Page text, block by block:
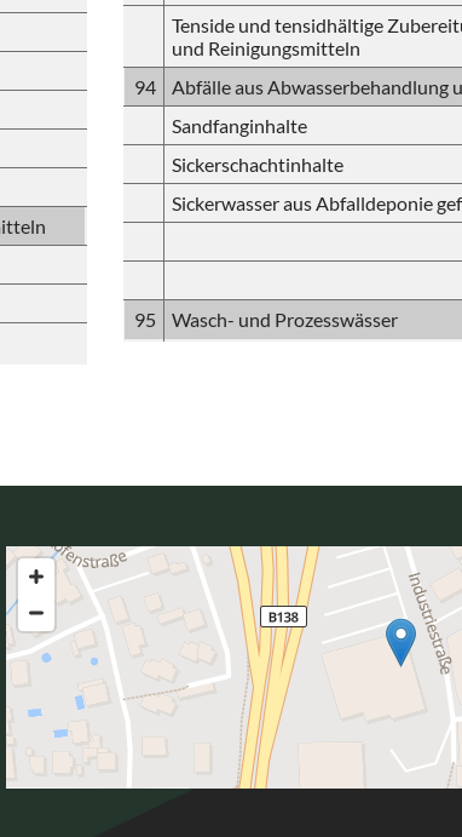
Tenside und tensidhältige
und Reinigungsmitteln
94
Abfälle aus Abwasserbehandlung
Sandfanginhalte
Sickerschachtinhalte
Sickerwasser aus Abfalldeponie
95 Wasch- und Prozesswässer